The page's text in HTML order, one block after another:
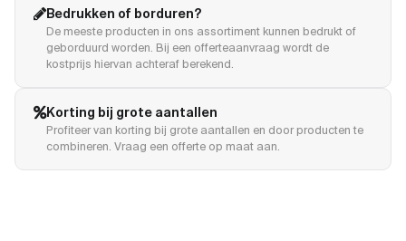
Bedrukken of borduren?
De meeste producten in ons assortiment kunnen bedrukt of
geborduurd worden. Bij een offerteaanvraag wordt de
kostprijs hiervan achteraf berekend.
Korting bij grote aantallen
Profiteer van korting bij grote aantallen en door producten te
combineren. Vraag een offerte op maat aan.